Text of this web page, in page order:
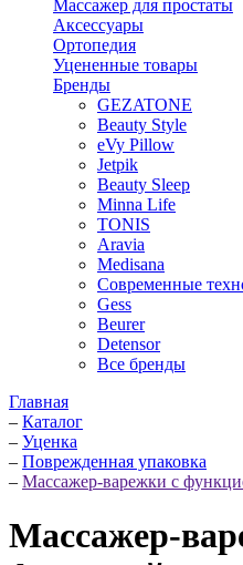
Массажер для простаты
Аксессуары
Ортопедия
Уцененные товары
Бренды
GEZATONE
Beauty Style
eVy Pillow
Jetpik
Beauty Sleep
Minna Life
TONIS
Aravia
Medisana
Современные
Gess
Beurer
Detensor
Все бренды
Главная
– Каталог
– Уценка
– Поврежденная упаковка
– Массажер-варежки с
Массажер-